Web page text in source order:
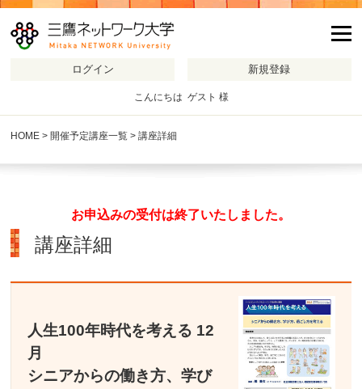
こんにちは ゲスト 様
HOME > 開催予定講座一覧 > 講座詳細
お申込みの受付は終了いたしました。
講座詳細
人生100年時代を考える 12
月
シニアからの働き方、学び